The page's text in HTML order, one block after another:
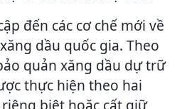
đến các cơ chế mới về
dầu quốc gia. Theo
quản xăng dầu dự trữ
thực hiện theo hai
biệt hoặc cất giữ